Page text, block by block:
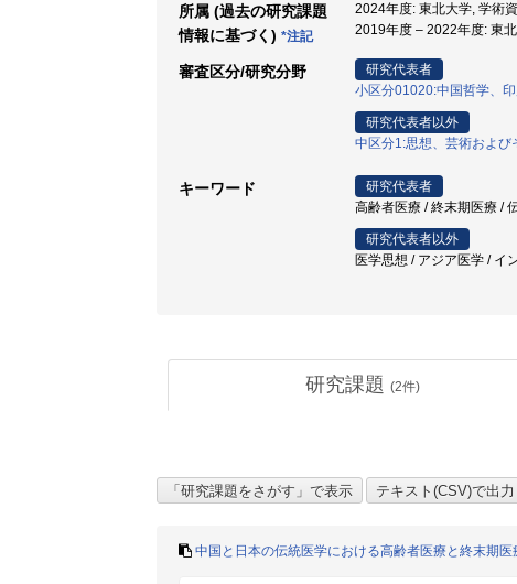
所属 (過去の研究課題
情報に基づく) *注記
2024年度: 東北大学, 学術
2019年度 – 2022年度: 東
審査区分/研究分野
研究代表者
小区分01020:中国哲学、
研究代表者以外
中区分1:思想、芸術および
キーワード
研究代表者
高齢者医療 / 終末期医療 /
研究代表者以外
医学思想 / アジア医学 / イ
研究課題 (2件)
中国と日本の伝統医学における高齢者医療と終末期